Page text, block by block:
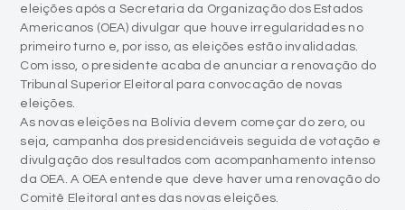
eleições após a Secretaria da Organização dos Estados
Americanos (OEA) divulgar que houve irregularidades no
primeiro turno e, por isso, as eleições estão invalidadas.
Com isso, o presidente acaba de anunciar a renovação do
Tribunal Superior Eleitoral para convocação de novas
eleições.
As novas eleições na Bolívia devem começar do zero, ou
seja, campanha dos presidenciáveis seguida de votação e
divulgação dos resultados com acompanhamento intenso
da OEA. A OEA entende que deve haver uma renovação do
Comitê Eleitoral antes das novas eleições.